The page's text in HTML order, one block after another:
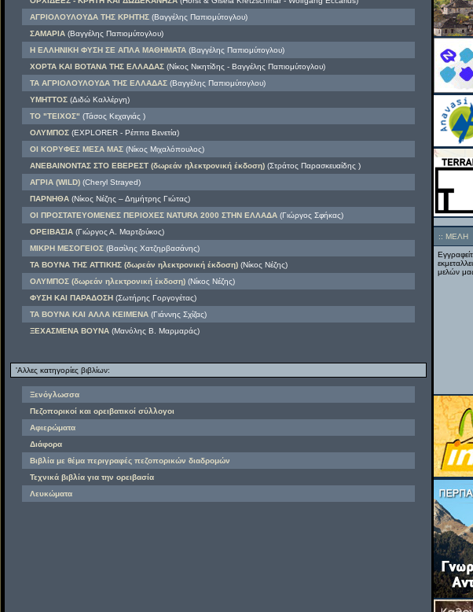
ΑΓΡΙΟΛΟΥΛΟΥΔΑ ΤΗΣ ΚΡΗΤΗΣ(Βαγγέλης Παπιομύτογλου)
ΣΑΜΑΡΙΑ(Βαγγέλης Παπιομύτογλου)
Η ΕΛΛΗΝΙΚΗ ΦΥΣΗ ΣΕ ΑΠΛΑ ΜΑΘΗΜΑΤΑ(Βαγγέλης Παπιομύτογλου)
ΧΟΡΤΑ ΚΑΙ ΒΟΤΑΝΑ ΤΗΣ ΕΛΛΑΔΑΣ (Νίκος Νικητίδης - Βαγγέλης Παπιομύτογλου)
ΤΑ ΑΓΡΙΟΛΟΥΛΟΥΔΑ ΤΗΣ ΕΛΛΑΔΑΣ(Βαγγέλης Παπιομύτογλου)
ΥΜΗΤΤΟΣ(Διδώ Καλλέργη)
ΤΟ "ΤΕΙΧΟΣ" (Τάσος Κεχαγιάς )
ΟΛΥΜΠΟΣ(EXPLORER - Ρέππα Βενετία)
ΟΙ ΚΟΡΥΦΕΣ ΜΕΣΑ ΜΑΣ(Νίκος Μιχαλόπουλος)
ΑΝΕΒΑΙΝΟΝΤΑΣ ΣΤΟ ΕΒΕΡΕΣΤ (δωρεάν ηλεκτρονική έκδοση) (Στράτος Παρασκευαίδης )
ΑΓΡΙΑ (WILD)(Cheryl Strayed)
ΠΑΡΝΗΘΑ(Νίκος Νέζης – Δημήτρης Γιώτας)
ΟΙ ΠΡΟΣΤΑΤΕΥΟΜΕΝΕΣ ΠΕΡΙΟΧΕΣ NATURA 2000 ΣΤΗΝ ΕΛΛΑΔΑ(Γιώργος Σφήκας)
ΟΡΕΙΒΑΣΙΑ(Γιώργος Α. Μαρτζούκος)
ΜΙΚΡΗ ΜΕΣΟΓΕΙΟΣ(Βασίλης Χατζηρβασάνης)
ΤΑ ΒΟΥΝΑ ΤΗΣ ΑΤΤΙΚΗΣ (δωρεάν ηλεκτρονική έκδοση)(Νίκος Νέζης)
ΟΛΥΜΠΟΣ (δωρεάν ηλεκτρονική έκδοση)(Νίκος Νέζης)
ΦΥΣΗ ΚΑΙ ΠΑΡΑΔΟΣΗ(Σωτήρης Γοργογέτας)
ΤΑ ΒΟΥΝΑ ΚΑΙ ΑΛΛΑ ΚΕΙΜΕΝΑ(Γιάννης Σχίζας)
ΞΕΧΑΣΜΕΝΑ ΒΟΥΝΑ(Μανόλης Β. Μαρμαράς)
'Αλλες κατηγορίες βιβλίων:
Ξενόγλωσσα
Πεζοπορικοί και ορειβατικοί σύλλογοι
Αφιερώματα
Διάφορα
Βιβλία με θέμα περιγραφές πεζοπορικών διαδρομών
Τεχνικά βιβλία για την ορειβασία
Λευκώματα
:: ΜΕΛΗ
μελών